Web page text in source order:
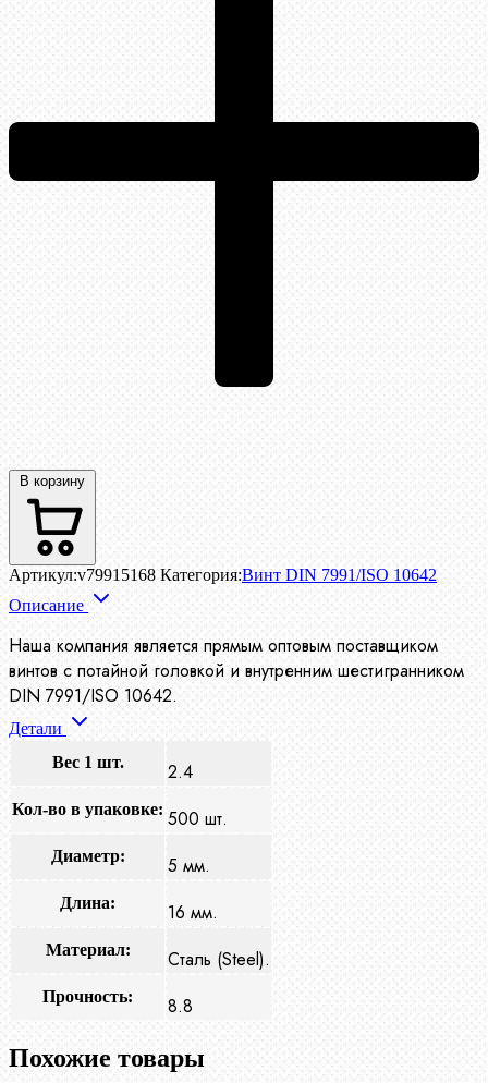
В корзину
Артикул:v79915168 Категория:Винт DIN 7991/ISO 10642
Описание
Наша компания является прямым оптовым поставщиком
винтов с потайной головкой и внутренним шестигранником
DIN 7991/ISO 10642.
Детали
Вес 1 шт.
2.4
Кол-во в упаковке: 500 шт.
Диаметр: 5 мм.
Длина: 16 мм.
Материал: Сталь (Steel).
Прочность: 8.8
Похожие товары